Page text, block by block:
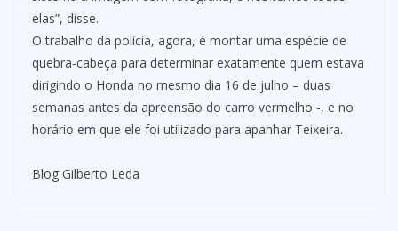
elas”, disse.
O trabalho da polícia, agora, é montar uma espécie de
quebra-cabeça para determinar exatamente quem estava
dirigindo o Honda no mesmo dia 16 de julho – duas
semanas antes da apreensão do carro vermelho -, e no
horário em que ele foi utilizado para apanhar Teixeira.
Blog Gilberto Leda